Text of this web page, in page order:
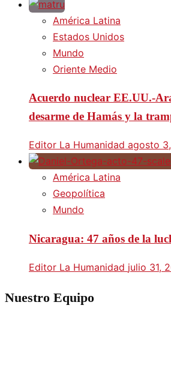
América Latina
Estados Unidos
Mundo
Oriente Medio
Acuerdo nuclear EE.UU.-
desarme de Hamás y la
Editor La Humanidad agosto
América Latina
Geopolítica
Mundo
Nicaragua: 47 años de la
Editor La Humanidad julio 31,
Nuestro Equipo